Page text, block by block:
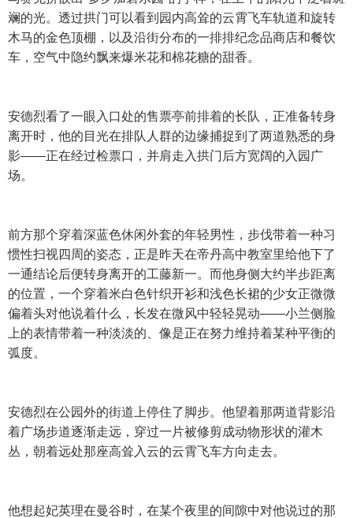
斓的光。透过拱门可以看到园内高耸的云霄飞车轨道和旋转
木马的金色顶棚，以及沿街分布的一排排纪念品商店和餐饮
车，空气中隐约飘来爆米花和棉花糖的甜香。
安德烈看了一眼入口处的售票亭前排着的长队，正准备转身
离开时，他的目光在排队人群的边缘捕捉到了两道熟悉的身
影——正在经过检票口，并肩走入拱门后方宽阔的入园广
场。
前方那个穿着深蓝色休闲外套的年轻男性，步伐带着一种习
惯性扫视四周的姿态，正是昨天在帝丹高中教室里给他下了
一通结论后便转身离开的工藤新一。而他身侧大约半步距离
的位置，一个穿着米白色针织开衫和浅色长裙的少女正微微
偏着头对他说着什么，长发在微风中轻轻晃动——小兰侧脸
上的表情带着一种淡淡的、像是正在努力维持着某种平衡的
弧度。
安德烈在公园外的街道上停住了脚步。他望着那两道背影沿
着广场步道逐渐走远，穿过一片被修剪成动物形状的灌木
丛，朝着远处那座高耸入云的云霄飞车方向走去。
他想起妃英理在曼谷时，在某个夜里的间隙中对他说过的那